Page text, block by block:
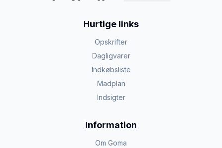
Hurtige links
Opskrifter
Dagligvarer
Indkøbsliste
Madplan
Indsigter
Information
Om Goma